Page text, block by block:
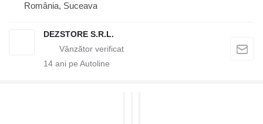
România, Suceava
DEZSTORE S.R.L.
14 ani pe Autoline